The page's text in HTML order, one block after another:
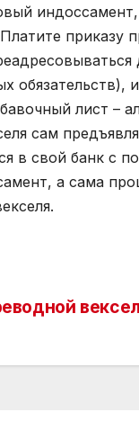
приказу
обязательств),
лист –
сам
в свой банк с
а сама